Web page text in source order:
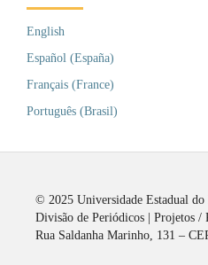
English
Español (España)
Français (France)
Português (Brasil)
© 2025 Universidade Estadual do
Divisão de Periódicos | Projetos /
Rua Saldanha Marinho, 131 –